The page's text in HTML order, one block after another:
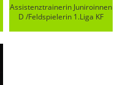
Assistenztrainerin Juniroinnen
D /Feldspielerin 1.Liga KF